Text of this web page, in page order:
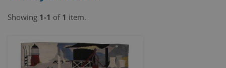
Showing 1-1 of 1 item.